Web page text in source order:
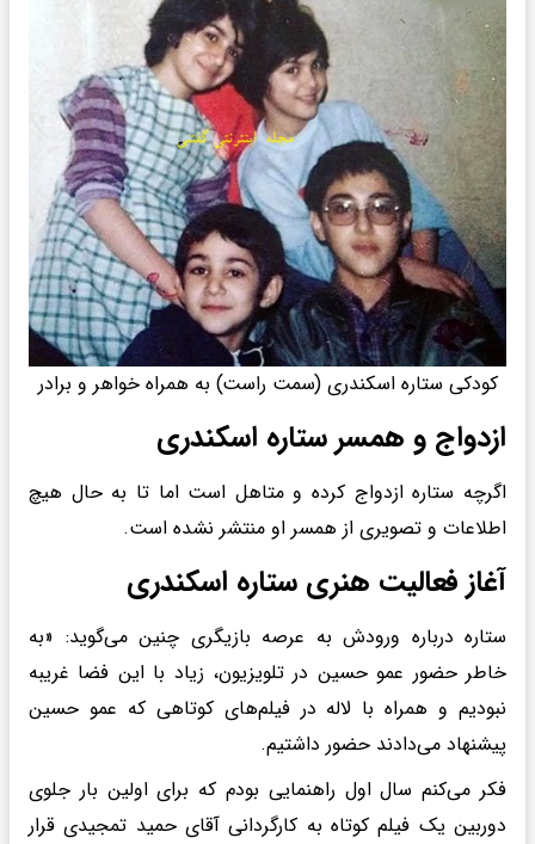
کودکی ستاره اسکندری (سمت راست) به همراه خواهر و برادر
ازدواج و همسر ستاره اسکندری
اگرچه ستاره ازدواج کرده و متاهل است اما تا به حال هیچ
اطلاعات و تصویری از همسر او منتشر نشده است.
آغاز فعالیت هنری ستاره اسکندری
ستاره درباره ورودش به عرصه بازیگری چنین می‌گوید: «به
خاطر حضور عمو حسین در تلویزیون، زیاد با این فضا غریبه
نبودیم و همراه با لاله در فیلم‌های کوتاهی که عمو حسین
پیشنهاد می‌دادند حضور داشتیم.
فکر می‌کنم سال اول راهنمایی بودم که برای اولین بار جلوی
دوربین یک فیلم کوتاه به کارگردانی آقای حمید تمجیدی قرار